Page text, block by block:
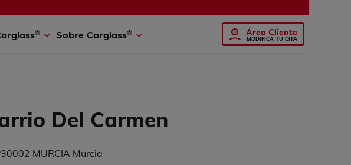
® Sobre Carglass® Área Cliente
MODIFICA TU CITA
Del Carmen
MURCIA Murcia